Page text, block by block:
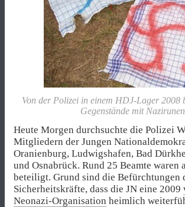
Von der Polizei in einem HDJ-Lager 2008
Gegenstände mit Nazirunen
Heute Morgen durchsuchte die Polizei
Mitgliedern der Jungen
Oranienburg, Ludwigshafen, Bad
und Osnabrück. Rund 25 Beamte waren
beteiligt. Grund sind die Befürchtungen
Sicherheitskräfte, dass die JN eine 2009
Neonazi-Organisation heimlich